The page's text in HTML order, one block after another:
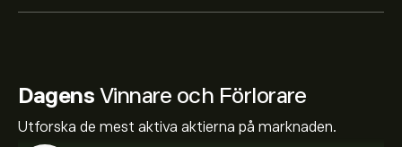
Dagens Vinnare och Förlorare
Utforska de mest aktiva aktierna på marknaden.